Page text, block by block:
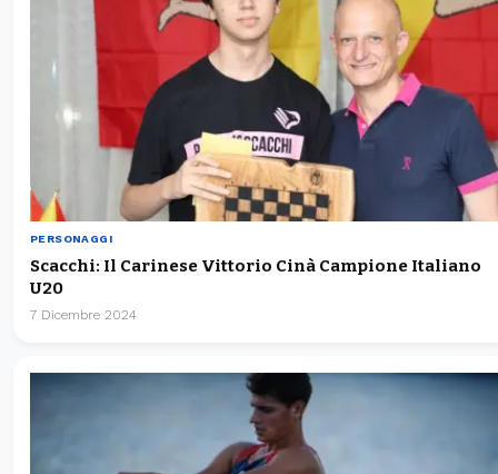
PERSONAGGI
Scacchi: Il Carinese Vittorio Cinà Campione Italiano
U20
7 Dicembre 2024